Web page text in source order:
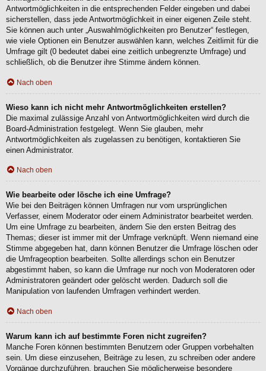
Antwortmöglichkeiten in die entsprechenden Felder eingeben und dabei
sicherstellen, dass jede Antwortmöglichkeit in einer eigenen Zeile steht.
Sie können auch unter „Auswahlmöglichkeiten pro Benutzer“ festlegen,
wie viele Optionen ein Benutzer auswählen kann, welches Zeitlimit für die
Umfrage gilt (0 bedeutet dabei eine zeitlich unbegrenzte Umfrage) und
schließlich, ob die Benutzer ihre Stimme ändern können.
Nach oben
Wieso kann ich nicht mehr Antwortmöglichkeiten erstellen?
Die maximal zulässige Anzahl von Antwortmöglichkeiten wird durch die
Board-Administration festgelegt. Wenn Sie glauben, mehr
Antwortmöglichkeiten als zugelassen zu benötigen, kontaktieren Sie
einen Administrator.
Nach oben
Wie bearbeite oder lösche ich eine Umfrage?
Wie bei den Beiträgen können Umfragen nur vom ursprünglichen
Verfasser, einem Moderator oder einem Administrator bearbeitet werden.
Um eine Umfrage zu bearbeiten, ändern Sie den ersten Beitrag des
Themas; dieser ist immer mit der Umfrage verknüpft. Wenn niemand eine
Stimme abgegeben hat, dann können Benutzer die Umfrage löschen oder
die Umfrageoption bearbeiten. Sollte allerdings schon ein Benutzer
abgestimmt haben, so kann die Umfrage nur noch von Moderatoren oder
Administratoren geändert oder gelöscht werden. Dadurch soll die
Manipulation von laufenden Umfragen verhindert werden.
Nach oben
Warum kann ich auf bestimmte Foren nicht zugreifen?
Manche Foren können bestimmten Benutzern oder Gruppen vorbehalten
sein. Um diese einzusehen, Beiträge zu lesen, zu schreiben oder andere
Vorgänge durchzuführen, brauchen Sie möglicherweise besondere